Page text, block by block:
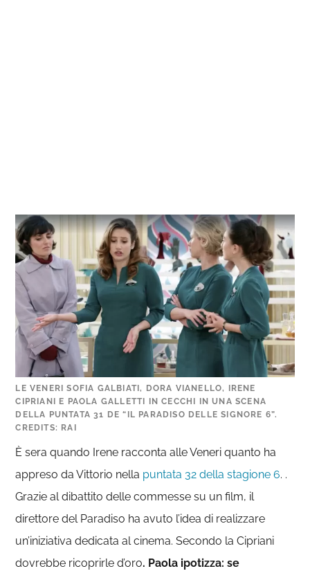
LE VENERI SOFIA GALBIATI, DORA VIANELLO, IRENE
CIPRIANI E PAOLA GALLETTI IN CECCHI IN UNA SCENA
DELLA PUNTATA 31 DE “IL PARADISO DELLE SIGNORE 6”.
CREDITS: RAI
È sera quando Irene racconta alle Veneri quanto ha
appreso da Vittorio nella puntata 32 della stagione 6. .
Grazie al dibattito delle commesse su un film, il
direttore del Paradiso ha avuto l’idea di realizzare
un’iniziativa dedicata al cinema. Secondo la Cipriani
dovrebbe ricoprirle d’oro. Paola ipotizza: se